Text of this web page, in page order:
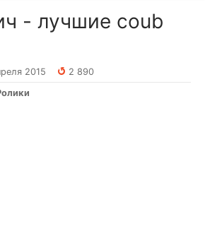
- лучшие coub
2015
2 890